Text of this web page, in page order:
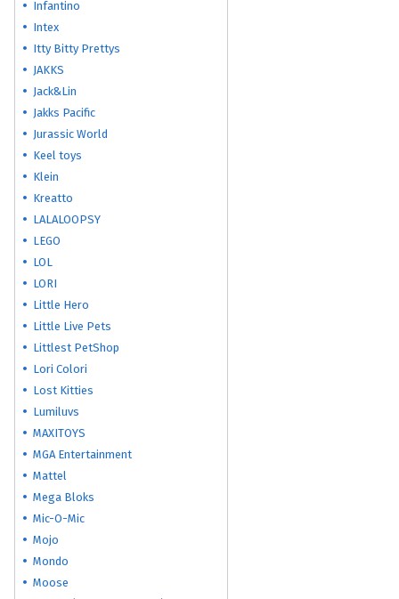
Infantino
Intex
Itty Bitty Prettys
JAKKS
Jack&Lin
Jakks Pacific
Jurassic World
Keel toys
Klein
Kreatto
LALALOOPSY
LEGO
LOL
LORI
Little Hero
Little Live Pets
Littlest PetShop
Lori Colori
Lost Kitties
Lumiluvs
MAXITOYS
MGA Entertainment
Mattel
Mega Bloks
Mic-O-Mic
Mojo
Mondo
Moose